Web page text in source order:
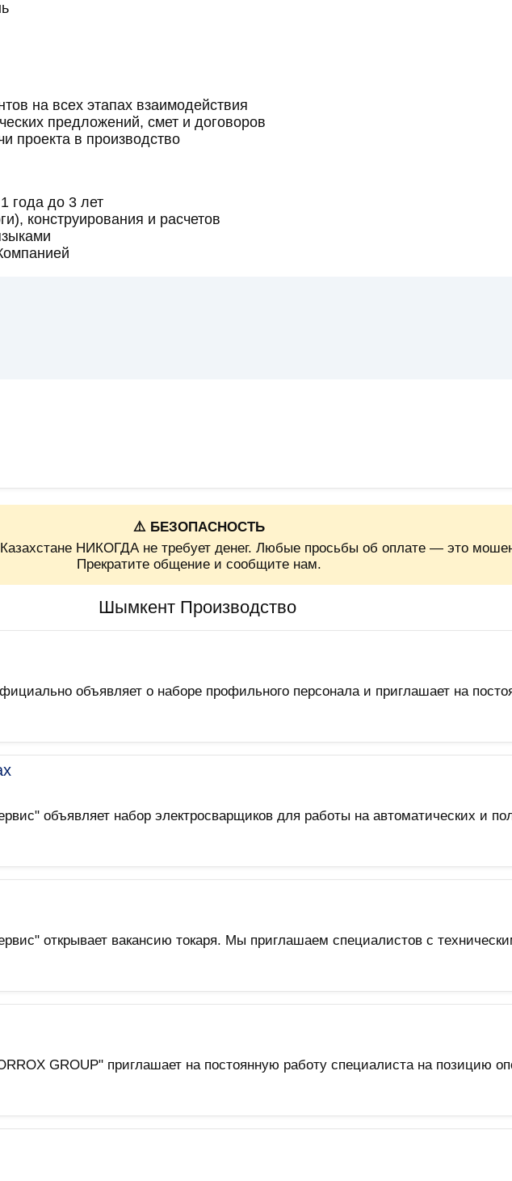
на всех этапах взаимодействия
предложений, смет и договоров
проекта в производство
года до 3 лет
конструирования и расчетов
⚠️ БЕЗОПАСНОСТЬ
НИКОГДА не требует денег. Любые просьбы об оплате — это
Прекратите общение и сообщите нам.
Шымкент Производство
объявляет о наборе профильного персонала и приглашает на
объявляет набор электросварщиков для работы на автоматических и
открывает вакансию токаря. Мы приглашаем специалистов с
GROUP" приглашает на постоянную работу специалиста на позицию